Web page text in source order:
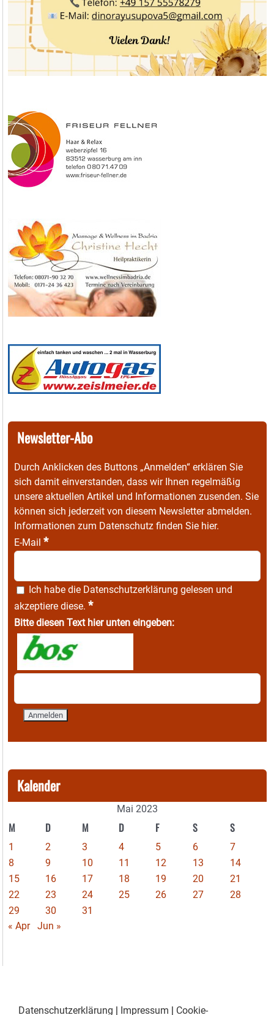
Newsletter-Abo
Durch Anklicken des Buttons „Anmelden“ erklären Sie
sich damit einverstanden, dass wir Ihnen regelmäßig
unsere aktuellen Artikel und Informationen zusenden. Sie
können sich jederzeit von diesem Newsletter abmelden.
Informationen zum Datenschutz finden Sie hier.
E-Mail *
Ich habe die Datenschutzerklärung gelesen und
akzeptiere diese. *
Bitte diesen Text hier unten eingeben:
Kalender
Mai 2023
M D M D F S S
1 2 3 4 5 6
7
8
9 10 11 12 13
14
15
16 17 18 19 20
21
22
23 24 25 26 27
28
29
30
31
« Apr
Jun »
Datenschutzerklärung | Impressum | Cookie-